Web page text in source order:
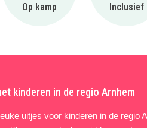
Op kamp Inclusief
kinderen in de regio Arnhem
uitjes voor kinderen in de regio